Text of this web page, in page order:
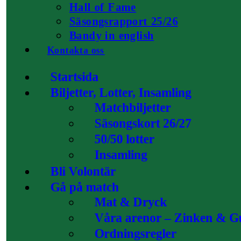
Hall of Fame
Säsongsrapport 25/26
Bandy in english
Kontakta oss
Startsida
Biljetter, Lotter, Insamling
Matchbiljetter
Säsongskort 26/27
50/50 lotter
Insamling
Bli Volontär
Gå på match
Mat & Dryck
Våra arenor – Zinken &
Ordningsregler